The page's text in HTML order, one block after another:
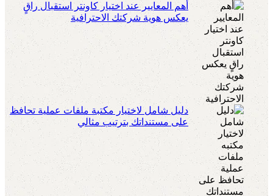
أهم المعايير عند اختيار كاونتر استقبال راقٍ
يعكس هوية شركتك الاحترافية
دليل شامل لاختيار مكتبة ملفات عملية تحافظ
على مستنداتك بترتيب مثالي